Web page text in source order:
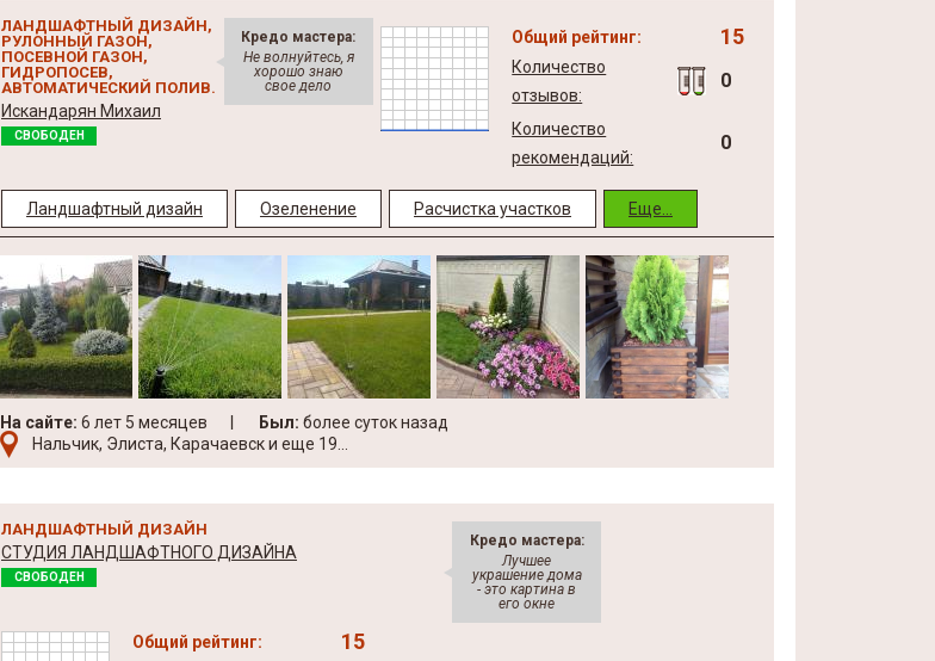
ЛАНДШАФТНЫЙ ДИЗАЙН,
РУЛОННЫЙ ГАЗОН,
ПОСЕВНОЙ ГАЗОН,
ГИДРОПОСЕВ,
АВТОМАТИЧЕСКИЙ ПОЛИВ.
Искандарян Михаил
СВОБОДЕН
Кредо мастера:
Не волнуйтесь, я
хорошо знаю
свое дело
Общий рейтинг: 15
Количество
отзывов:
0
Количество
рекомендаций:
0
Ландшафтный дизайн Озеленение Расчистка участков Еще...
На сайте: 6 лет 5 месяцев Был: более суток назад
Нальчик, Элиста, Карачаевск и еще 19...
ЛАНДШАФТНЫЙ ДИЗАЙН
СТУДИЯ ЛАНДШАФТНОГО ДИЗАЙНА
СВОБОДЕН
Кредо мастера:
Лучшее
украшение дома
- это картина в
его окне
Общий рейтинг: 15